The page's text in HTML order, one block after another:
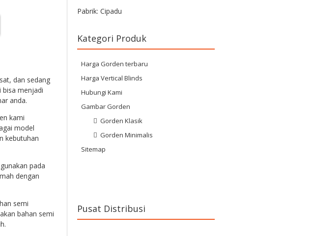
dan sedang
menjadi
anda.
kami
model
kebutuhan
pada
dengan
semi
bahan semi
Pabrik: Cipadu
Kategori Produk
Harga Gorden terbaru
Harga Vertical Blinds
Hubungi Kami
Gambar Gorden
Gorden Klasik
Gorden Minimalis
Sitemap
Pusat Distribusi